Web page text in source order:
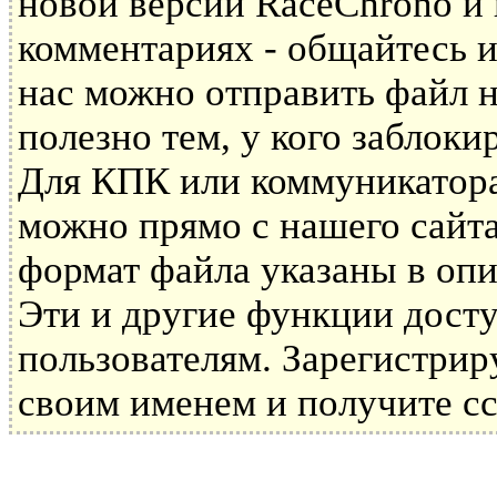
комментариях - общайтесь
нас можно отправить файл
полезно тем, у кого
Для КПК или
можно прямо с нашего
формат файла указаны в
Эти и другие функции
пользователям.
своим именем и получите